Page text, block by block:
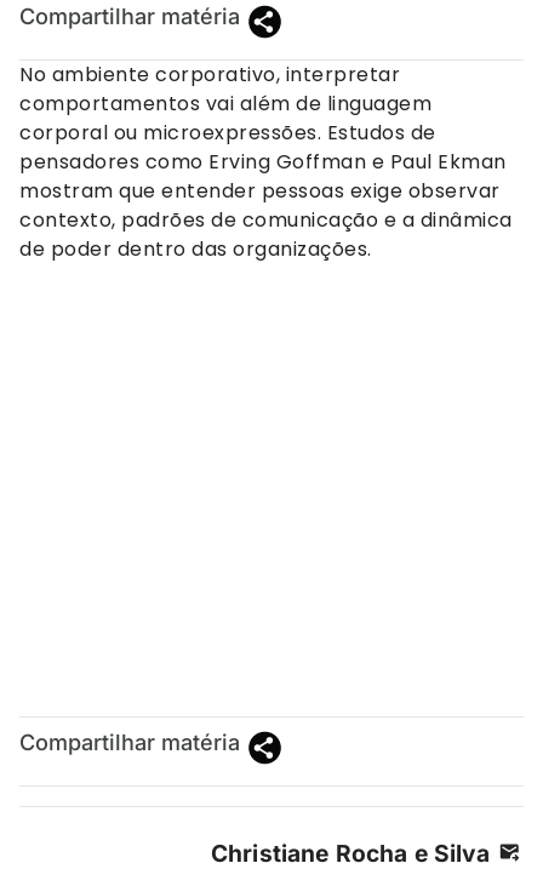
Compartilhar matéria
No ambiente corporativo, interpretar
comportamentos vai além de linguagem
corporal ou microexpressões. Estudos de
pensadores como Erving Goffman e Paul Ekman
mostram que entender pessoas exige observar
contexto, padrões de comunicação e a dinâmica
de poder dentro das organizações.
Compartilhar matéria
Christiane Rocha e Silva